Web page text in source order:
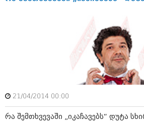
თებერვალი 2016 (250)
იანვარი 2016 (206)
დეკემბერი 2015 (207)
ნოემბერი 2015 (264)
ოქტომბერი 2015 (204)
სექტემბერი 2015 (215)
მაისი 2015 (194)
21/04/2014 00:00
რა შემთხვევაში „იკაჩავებს“ დუტა